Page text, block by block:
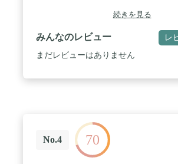
簡単組み立て！テントとタープを連結
スペースが大幅に広がります。注：ポ
含まれておりません / 【ポリコット
トン35%、ポリエステル65%、ポリコ
（TC）の生地、肌触りはきめ細かく
ープを結ぶループが全12の箇所が付い
なシーンに適用です。生地を複層にし
度アップしながら引き裂きを防ぐです
と難燃性】：通常のポリエステルやナ
続きを見る
みんなのレビュー レ
まだレビューはありません
No.4 70